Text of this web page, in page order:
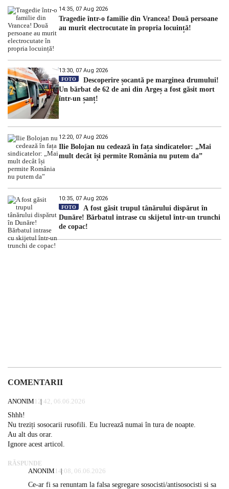
14:35, 07 Aug 2026
Tragedie într-o familie din Vrancea! Două persoane
au murit electrocutate în propria locuință!
13:30, 07 Aug 2026
FOTO
Descoperire șocantă pe marginea drumului!
Un bărbat de 62 de ani din Argeș a fost găsit mort
într-un șanț!
12:20, 07 Aug 2026
Ilie Bolojan nu cedează în fața sindicatelor: „Mai
mult decât își permite România nu putem da”
10:35, 07 Aug 2026
FOTO
A fost găsit trupul tânărului dispărut în
Dunăre! Bărbatul intrase cu skijetul într-un trunchi
de copac!
COMENTARII
ANONIM 12:42, 06.06.2026
Shhh!
Nu treziți sosocarii rusofili. Eu lucrează numai în tura de noapte.
Au alt dus orar.
Ignore acest articol.
RĂSPUNDE
ANONIM 14:08, 06.06.2026
Ce-ar fi sa renuntam la falsa segregare sosocisti/antisosocisti si sa